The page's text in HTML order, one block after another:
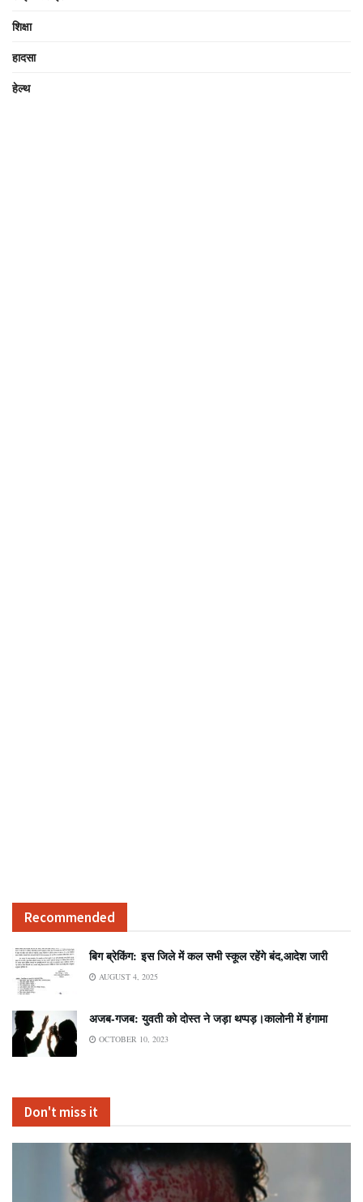
शिक्षा
हादसा
हेल्थ
Recommended
बिग ब्रेकिंग: इस जिले में कल सभी स्कूल रहेंगे बंद,आदेश जारी
AUGUST 4, 2025
अजब-गजब: युवती को दोस्त ने जड़ा थप्पड़।कालोनी में हंगामा
OCTOBER 10, 2023
Don't miss it